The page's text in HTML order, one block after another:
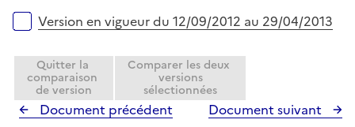
Version en vigueur du 12/09/2012 au 29/04/2013
Quitter la
comparaison
de version
Comparer les deux
versions
sélectionnées
Document précédent Document suivant